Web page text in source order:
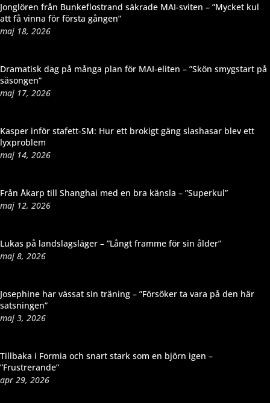
Jonglören från Bunkeflostrand säkrade MAI-sviten – ”Mycket kul
att få vinna för första gången”
maj 18, 2026
Dramatisk dag på många plan för MAI-eliten – ”Skön smygstart på
säsongen”
maj 17, 2026
Kasper inför stafett-SM: Hur ett brokigt gäng slashasar blev ett
lyxproblem
maj 14, 2026
Från Åkarp till Shanghai med en bra känsla – ”Superkul”
maj 12, 2026
Lukas på landslagsläger – ”Långt framme för sin ålder”
maj 8, 2026
Josephine har vässat sin träning – ”Försöker ta vara på den här
satsningen”
maj 3, 2026
Tillbaka i Formia och snart stark som en björn igen –
”Frustrerande”
apr 29, 2026